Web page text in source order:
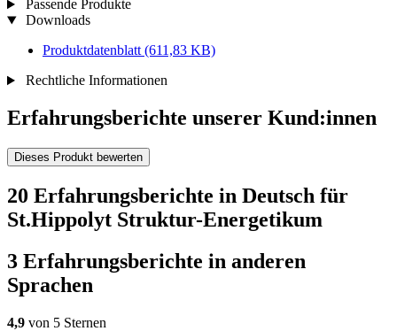
Passende Produkte
Downloads
Produktdatenblatt (611,83 KB)
Rechtliche Informationen
Erfahrungsberichte unserer Kund:innen
Dieses Produkt bewerten
20 Erfahrungsberichte in Deutsch für
St.Hippolyt Struktur-Energetikum
3 Erfahrungsberichte in anderen
Sprachen
4,9 von 5 Sternen